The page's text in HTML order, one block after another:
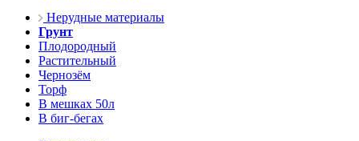
Нерудные материалы
Грунт
Плодородный
Растительный
Чернозём
Торф
В мешках 50л
В биг-бегах